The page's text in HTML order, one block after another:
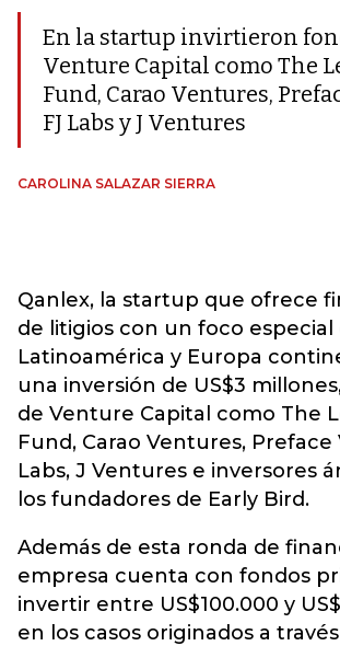
En la startup invirtieron
Venture Capital como The
Fund, Carao Ventures,
FJ Labs y J Ventures
CAROLINA SALAZAR SIERRA
Qanlex, la startup que ofrece
de litigios con un foco especial
Latinoamérica y Europa
una inversión de US$3
de Venture Capital como The
Fund, Carao Ventures, Preface
Labs, J Ventures e inversores
los fundadores de Early Bird.
Además de esta ronda de
empresa cuenta con fondos
invertir entre US$100.000 y
en los casos originados a